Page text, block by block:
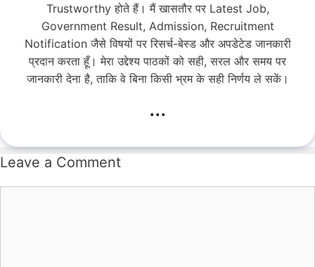
Trustworthy होते हैं। मैं खासतौर पर Latest Job,
Government Result, Admission, Recruitment
Notification जैसे विषयों पर रिसर्च-बेस्ड और अपडेटेड जानकारी
प्रदान करता हूँ। मेरा उद्देश्य पाठकों को सही, सरल और समय पर
जानकारी देना है, ताकि वे बिना किसी भ्रम के सही निर्णय ले सकें।
...
Leave a Comment